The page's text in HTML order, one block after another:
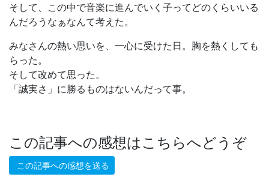
そして、この中で音楽に進んでいく子ってどのくらいいる
んだろうなぁなんて考えた。
みなさんの熱い思いを、一心に受けた日。胸を熱くしても
らった。
そして改めて思った。
「誠実さ」に勝るものはないんだって事。
この記事への感想はこちらへどうぞ
この記事への感想を送る